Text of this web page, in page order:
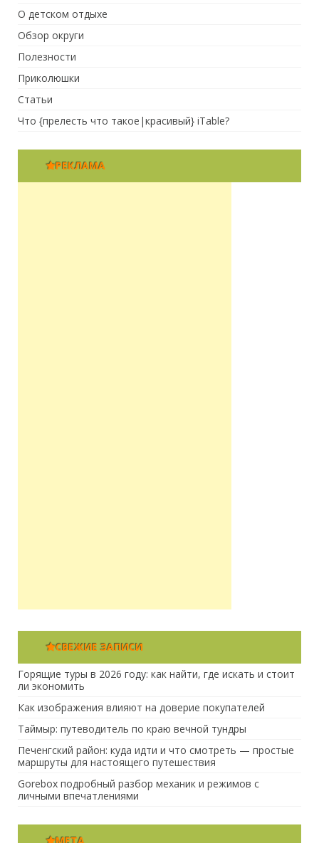
О детском отдыхе
Обзор округи
Полезности
Приколюшки
Статьи
Что {прелесть что такое|красивый} iTable?
РЕКЛАМА
СВЕЖИЕ ЗАПИСИ
Горящие туры в 2026 году: как найти, где искать и стоит
ли экономить
Как изображения влияют на доверие покупателей
Таймыр: путеводитель по краю вечной тундры
Печенгский район: куда идти и что смотреть — простые
маршруты для настоящего путешествия
Gorebox подробный разбор механик и режимов с
личными впечатлениями